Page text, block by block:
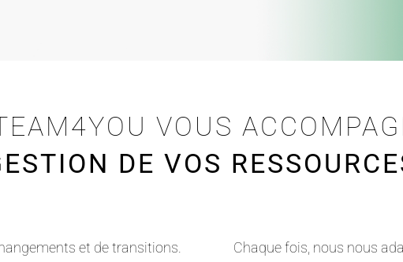
VOUS
DE VOS
et de transitions.
Chaque fois, nous nous